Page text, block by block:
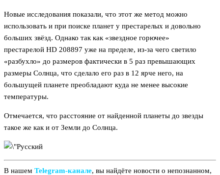
Новые исследования показали, что этот же метод можно
использовать и при поиске планет у престарелых и довольно
больших звёзд. Однако так как «звездное горючее»
престарелой HD 208897 уже на пределе, из-за чего светило
«разбухло» до размеров фактически в 5 раз превышающих
размеры Солнца, что сделало его раз в 12 ярче него, на
большущей планете преобладают куда не менее высокие
температуры.
Отмечается, что расстояние от найденной планеты до звезды
такое же как и от Земли до Солнца.
В нашем Telegram‑канале, вы найдёте новости о непознанном,